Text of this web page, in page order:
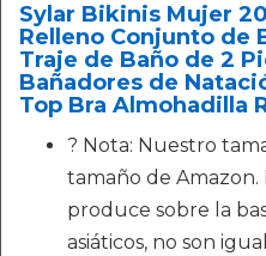
Sylar Bikinis Mujer
Relleno Conjunto de
Traje de Baño de 2
Bañadores de
Top Bra Almohadilla
? Nota: Nuestro
tamaño de
produce sobre la
asiáticos, no son